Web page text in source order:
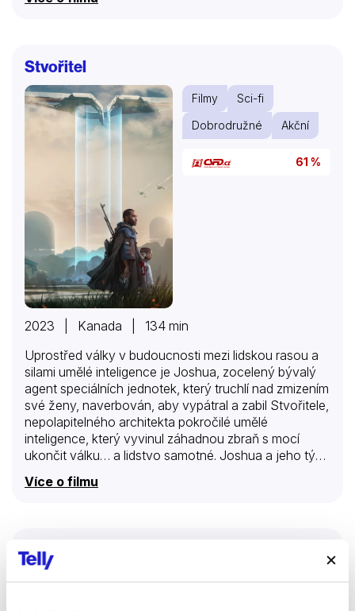
akci má řídit speciální jednotka SEAL, a navíc s
deaktivovat jaderné nálože. Na hladině propukne
hurikán, Brigman však nemůže odpojit spojovací
kabel, protože velitel vojáků, poručík Coffey, obsadil
miniponorku, aby se mohl vypravit pro jednu z
jaderných hlavic. Bouře…
Stvořitel
Filmy
Sci-fi
Dobrodružné
Akční
61 %
2023 | Kanada | 134 min
Uprostřed války v budoucnosti mezi lidskou rasou a
silami umělé inteligence je Joshua, zocelený bývalý
agent speciálních jednotek, který truchlí nad zmizením
své ženy, naverbován, aby vypátral a zabil Stvořitele,
nepolapitelného architekta pokročilé umělé
inteligence, který vyvinul záhadnou zbraň s mocí
ukončit válku… a lidstvo samotné. Joshua a jeho tým
temného centra území okupovaného AI… jen aby
Více o filmu
Venom 3: Poslední tanec
Filmy
Sci-fi